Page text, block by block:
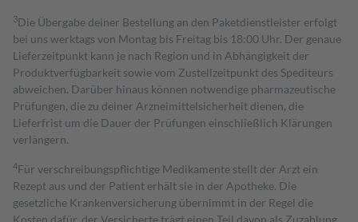
3Die Übergabe deiner Bestellung an den Paketdienstleister erfolgt
bei uns werktags von Montag bis Freitag bis 18:00 Uhr. Der genaue
Lieferzeitpunkt kann je nach Region und in Abhängigkeit der
Produktverfügbarkeit sowie vom Zustellzeitpunkt des Spediteurs
abweichen. Darüber hinaus können notwendige pharmazeutische
Prüfungen, die zu deiner Arzneimittelsicherheit dienen, die
Lieferfrist um die Dauer der Prüfungen einschließlich Klärungen
verlängern.
4Für verschreibungspflichtige Medikamente stellt der Arzt ein
Rezept aus und der Patient erhält sie in der Apotheke. Die
gesetzliche Krankenversicherung übernimmt in der Regel die
Kosten dafür, der Versicherte trägt einen Teil davon als Zuzahlung